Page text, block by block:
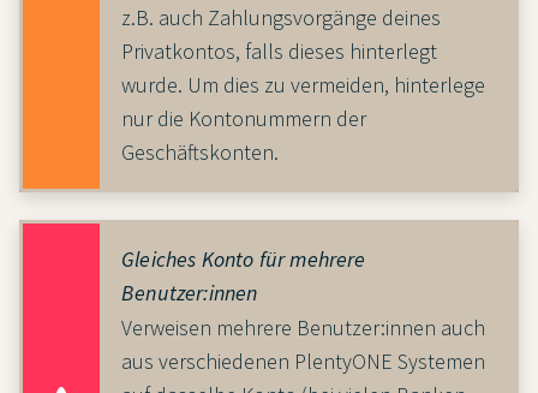
z.B. auch Zahlungsvorgänge deines
Privatkontos, falls dieses hinterlegt
wurde. Um dies zu vermeiden, hinterlege
nur die Kontonummern der
Geschäftskonten.
Gleiches Konto für mehrere
Benutzer:innen
Verweisen mehrere Benutzer:innen auch
aus verschiedenen PlentyONE Systemen